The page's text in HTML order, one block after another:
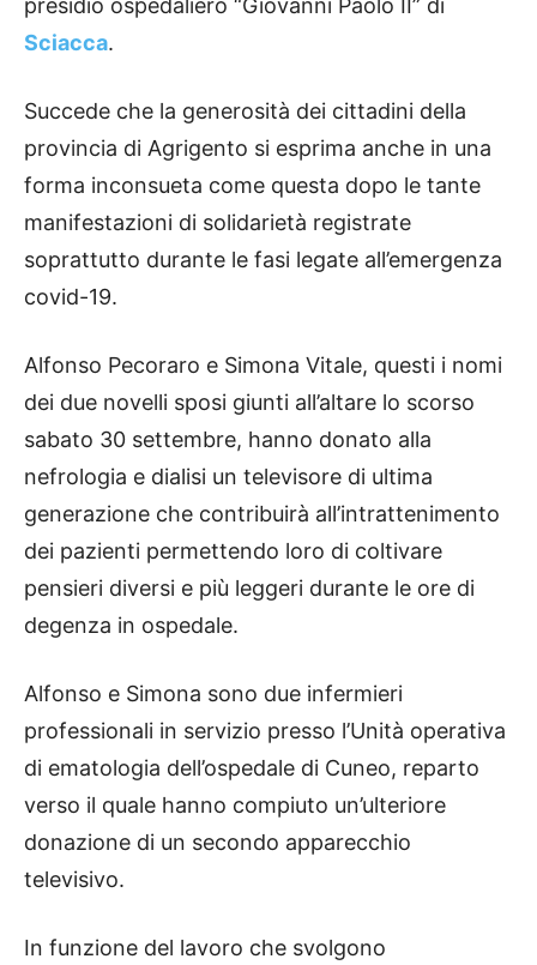
Sciacca.
Succede che la generosità dei cittadini della
provincia di Agrigento si esprima anche in una
forma inconsueta come questa dopo le tante
manifestazioni di solidarietà registrate
soprattutto durante le fasi legate all’emergenza
covid-19.
Alfonso Pecoraro e Simona Vitale, questi i nomi
dei due novelli sposi giunti all’altare lo scorso
sabato 30 settembre, hanno donato alla
nefrologia e dialisi un televisore di ultima
generazione che contribuirà all’intrattenimento
dei pazienti permettendo loro di coltivare
pensieri diversi e più leggeri durante le ore di
degenza in ospedale.
Alfonso e Simona sono due infermieri
professionali in servizio presso l’Unità operativa
di ematologia dell’ospedale di Cuneo, reparto
verso il quale hanno compiuto un’ulteriore
donazione di un secondo apparecchio
televisivo.
In funzione del lavoro che svolgono